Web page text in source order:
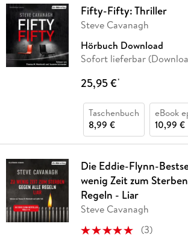
Fifty-Fifty: Thriller
Steve Cavanagh
Hörbuch Download
Sofort lieferbar
25,95 €*
Taschenbuch
8,99 €
eBook
10,99 €
Die Eddie-Flynn-
wenig Zeit zum
Regeln - Liar
Steve Cavanagh
(3)